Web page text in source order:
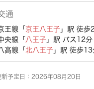
通
王線「 京王八王子 」駅 徒歩
央線「 八王子 」駅 バス12
高線「 北八王子 」駅 徒歩13
予定日：2026年08月20日